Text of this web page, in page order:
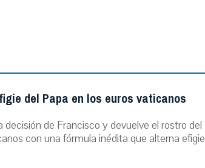
del Papa en los euros vaticanos
decisión de Francisco y devuelve el rostro del
con una fórmula inédita que alterna efigie